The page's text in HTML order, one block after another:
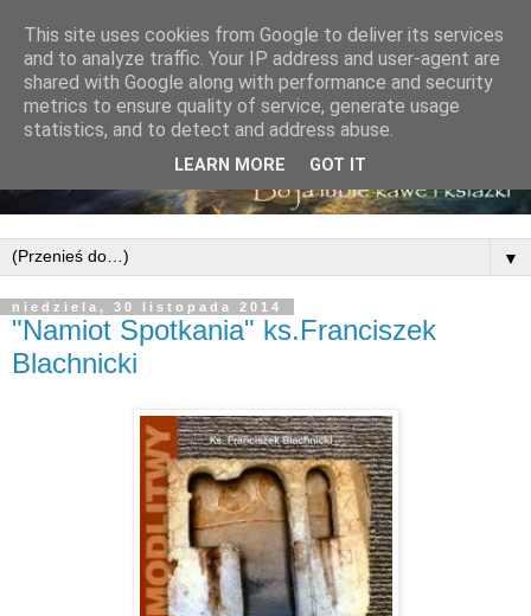
▼
niedziela, 30 listopada 2014
"Namiot Spotkania" ks.Franciszek
Blachnicki
This site uses cookies from Google to deliver its services
and to analyze traffic. Your IP address and user-agent are
shared with Google along with performance and security
metrics to ensure quality of service, generate usage
statistics, and to detect and address abuse.
LEARN MORE GOT IT